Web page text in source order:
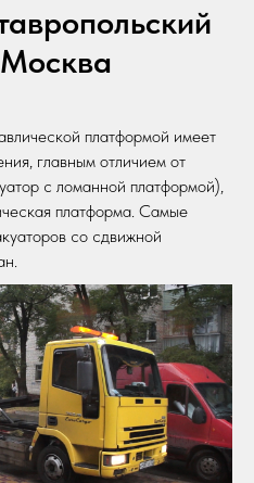
платформой имеет
главным отличием от
с ломанной платформой),
платформа. Самые
со сдвижной